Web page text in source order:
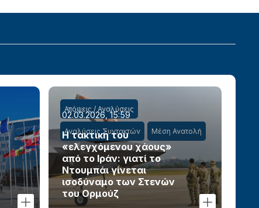
Απόψεις / Αναλύσεις
Αναλύσεις Συντακτών Μέση Ανατολή
02.03.2026, 15:59
Η τακτική του
«ελεγχόμενου χάους»
από το Ιράν: γιατί το
Ντουμπάι γίνεται
ισοδύναμο των Στενών
του Ορμούζ